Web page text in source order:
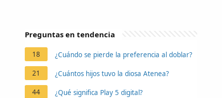
Preguntas en tendencia
18 ¿Cuándo se pierde la preferencia al doblar?
21 ¿Cuántos hijos tuvo la diosa Atenea?
44 ¿Qué significa Play 5 digital?